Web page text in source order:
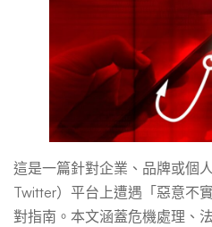
特
定
商
品
這是一篇針對企業、品牌或個
Twitter）平台上遭遇「惡意不
對指南。本文涵蓋危機處理、